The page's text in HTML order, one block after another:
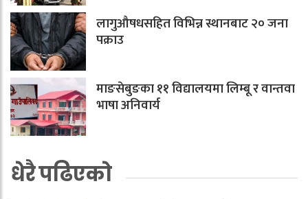
लागुऔषधसहित विभिन्न स्थानबाट २० जना
पक्राउ
माङसेबुङका ११ विद्यालयमा लिम्बू र वान्तवा
भाषा अनिवार्य
धेरै पढिएको